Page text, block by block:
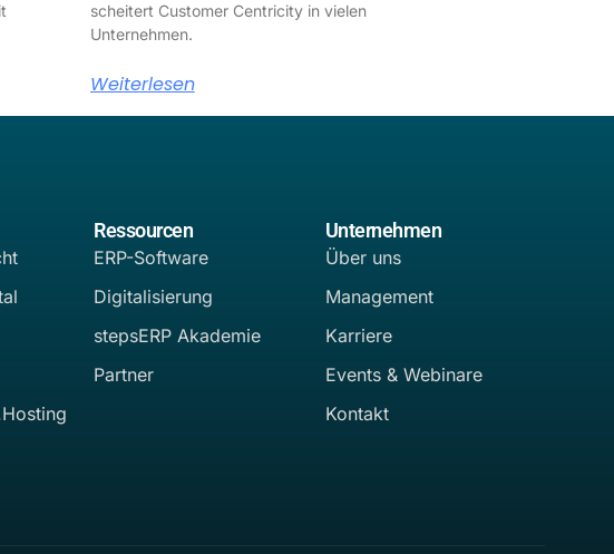
scheitert Customer Centricity in vielen
Unternehmen.
Weiterlesen
Ressourcen
ERP-Software
Digitalisierung
stepsERP Akademie
Partner
Unternehmen
Über uns
Management
Karriere
Events & Webinare
Kontakt